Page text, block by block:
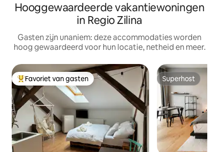
Hooggewaardeerde vakantiewoningen
in Regio Zilina
Gasten zijn unaniem: deze accommodaties worden
hoog gewaardeerd voor hun locatie, netheid en meer.
Topfavoriet van gasten
Favoriet van gasten Superhost
Superhost